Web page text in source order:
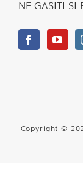
NE GASITI SI
Copyright ©